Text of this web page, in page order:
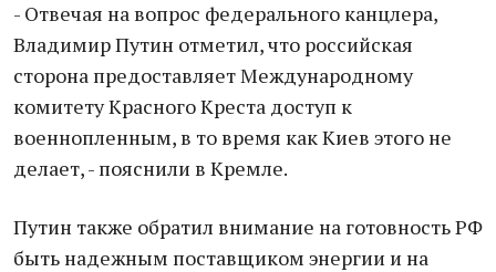
- Отвечая на вопрос федерального канцлера,
Владимир Путин отметил, что российская
сторона предоставляет Международному
комитету Красного Креста доступ к
военнопленным, в то время как Киев этого не
делает, - пояснили в Кремле.
Путин также обратил внимание на готовность РФ
быть надежным поставщиком энергии и на